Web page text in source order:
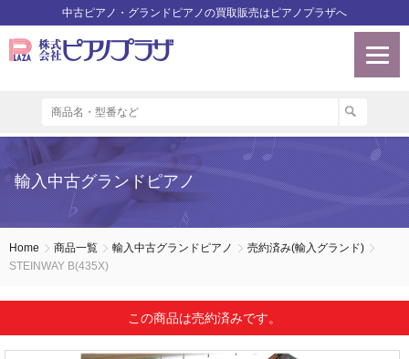
中古ピアノ・グランドピアノの買取販売はピアノプラザへ
輸入中古グランドピアノ
Home 商品一覧 輸入中古グランドピアノ
売約済み(輸入グランド)
STEINWAY B(435X)
この商品は売約済みです。